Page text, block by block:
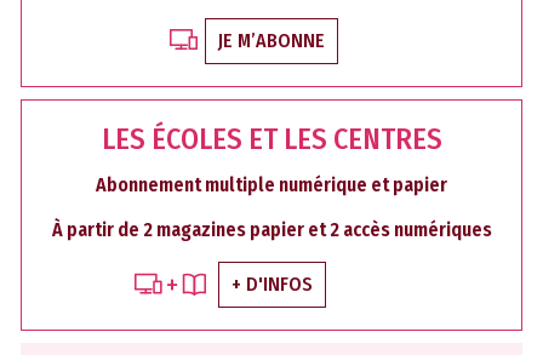
JE M’ABONNE
LES ÉCOLES ET LES CENTRES
Abonnement multiple numérique et papier
À partir de 2 magazines papier et 2 accès numériques
+ D'INFOS